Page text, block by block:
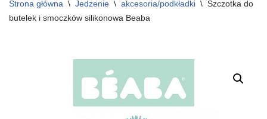
Strona główna \ Jedzenie \ akcesoria/podkładki \ Szczotka do
butelek i smoczków silikonowa Beaba